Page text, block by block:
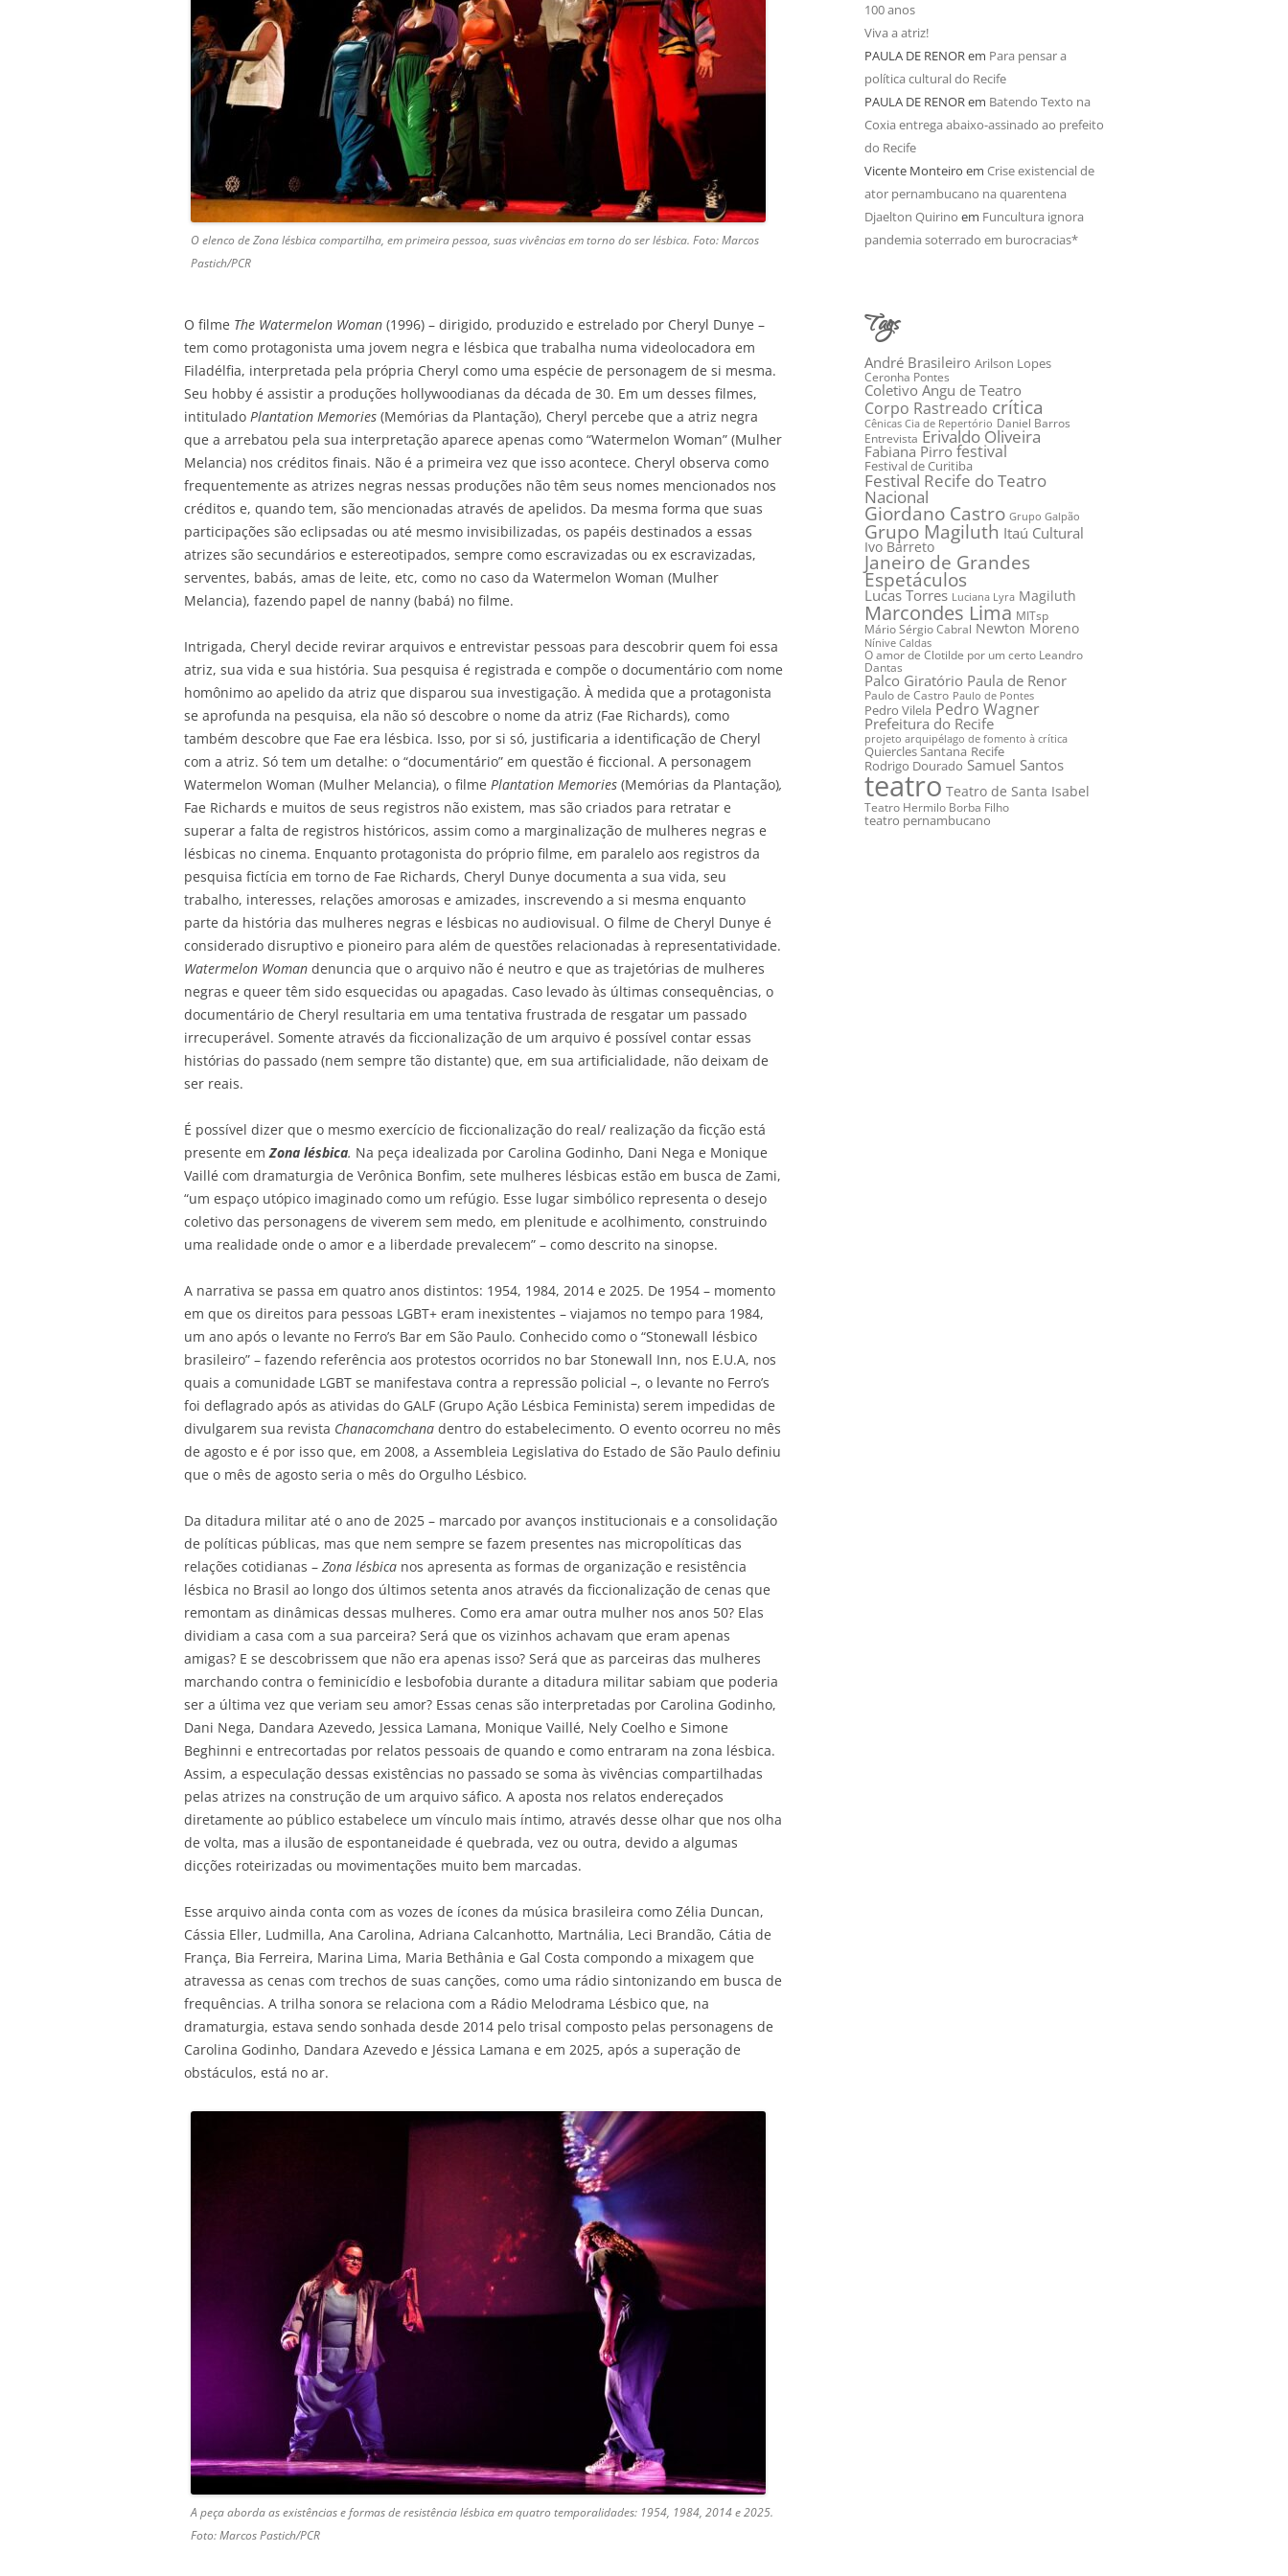
O elenco de Zona lésbica compartilha, em primeira pessoa, suas vivências em torno do ser lésbica. Foto: Marcos
Pastich/PCR
O filme The Watermelon Woman (1996) – dirigido, produzido e estrelado por Cheryl Dunye –
tem como protagonista uma jovem negra e lésbica que trabalha numa videolocadora em
Filadélfia, interpretada pela própria Cheryl como uma espécie de personagem de si mesma.
Seu hobby é assistir a produções hollywoodianas da década de 30. Em um desses filmes,
intitulado Plantation Memories (Memórias da Plantação), Cheryl percebe que a atriz negra
que a arrebatou pela sua interpretação aparece apenas como “Watermelon Woman” (Mulher
Melancia) nos créditos finais. Não é a primeira vez que isso acontece. Cheryl observa como
frequentemente as atrizes negras nessas produções não têm seus nomes mencionados nos
créditos e, quando tem, são mencionadas através de apelidos. Da mesma forma que suas
participações são eclipsadas ou até mesmo invisibilizadas, os papéis destinados a essas
atrizes são secundários e estereotipados, sempre como escravizadas ou ex escravizadas,
serventes, babás, amas de leite, etc, como no caso da Watermelon Woman (Mulher
Melancia), fazendo papel de nanny (babá) no filme.
Intrigada, Cheryl decide revirar arquivos e entrevistar pessoas para descobrir quem foi essa
atriz, sua vida e sua história. Sua pesquisa é registrada e compõe o documentário com nome
homônimo ao apelido da atriz que disparou sua investigação. À medida que a protagonista
se aprofunda na pesquisa, ela não só descobre o nome da atriz (Fae Richards), como
também descobre que Fae era lésbica. Isso, por si só, justificaria a identificação de Cheryl
com a atriz. Só tem um detalhe: o “documentário” em questão é ficcional. A personagem
Watermelon Woman (Mulher Melancia), o filme Plantation Memories (Memórias da Plantação),
Fae Richards e muitos de seus registros não existem, mas são criados para retratar e
superar a falta de registros históricos, assim como a marginalização de mulheres negras e
lésbicas no cinema. Enquanto protagonista do próprio filme, em paralelo aos registros da
pesquisa fictícia em torno de Fae Richards, Cheryl Dunye documenta a sua vida, seu
trabalho, interesses, relações amorosas e amizades, inscrevendo a si mesma enquanto
parte da história das mulheres negras e lésbicas no audiovisual. O filme de Cheryl Dunye é
considerado disruptivo e pioneiro para além de questões relacionadas à representatividade.
Watermelon Woman denuncia que o arquivo não é neutro e que as trajetórias de mulheres
negras e queer têm sido esquecidas ou apagadas. Caso levado às últimas consequências, o
documentário de Cheryl resultaria em uma tentativa frustrada de resgatar um passado
irrecuperável. Somente através da ficcionalização de um arquivo é possível contar essas
histórias do passado (nem sempre tão distante) que, em sua artificialidade, não deixam de
ser reais.
É possível dizer que o mesmo exercício de ficcionalização do real/ realização da ficção está
presente emZona lésbica. Na peça idealizada por Carolina Godinho, Dani Nega e Monique
Vaillé com dramaturgia de Verônica Bonfim, sete mulheres lésbicas estão em busca de Zami,
“um espaço utópico imaginado como um refúgio. Esse lugar simbólico representa o desejo
coletivo das personagens de viverem sem medo, em plenitude e acolhimento, construindo
uma realidade onde o amor e a liberdade prevalecem” – como descrito na sinopse.
A narrativa se passa em quatro anos distintos: 1954, 1984, 2014 e 2025. De 1954 – momento
em que os direitos para pessoas LGBT+ eram inexistentes – viajamos no tempo para 1984,
um ano após o levante no Ferro’s Bar em São Paulo. Conhecido como o “Stonewall lésbico
brasileiro” – fazendo referência aos protestos ocorridos no bar Stonewall Inn, nos E.U.A, nos
quais a comunidade LGBT se manifestava contra a repressão policial –, o levante no Ferro’s
foi deflagrado após as atividas do GALF (Grupo Ação Lésbica Feminista) serem impedidas de
divulgarem sua revista Chanacomchana dentro do estabelecimento. O evento ocorreu no mês
de agosto e é por isso que, em 2008, a Assembleia Legislativa do Estado de São Paulo definiu
que o mês de agosto seria o mês do Orgulho Lésbico.
Da ditadura militar até o ano de 2025 – marcado por avanços institucionais e a consolidação
de políticas públicas, mas que nem sempre se fazem presentes nas micropolíticas das
relações cotidianas – Zona lésbica nos apresenta as formas de organização e resistência
lésbica no Brasil ao longo dos últimos setenta anos através da ficcionalização de cenas que
remontam as dinâmicas dessas mulheres. Como era amar outra mulher nos anos 50? Elas
dividiam a casa com a sua parceira? Será que os vizinhos achavam que eram apenas
amigas? E se descobrissem que não era apenas isso? Será que as parceiras das mulheres
marchando contra o feminicídio e lesbofobia durante a ditadura militar sabiam que poderia
ser a última vez que veriam seu amor? Essas cenas são interpretadas por Carolina Godinho,
Dani Nega, Dandara Azevedo, Jessica Lamana, Monique Vaillé, Nely Coelho e Simone
Beghinni e entrecortadas por relatos pessoais de quando e como entraram na zona lésbica.
Assim, a especulação dessas existências no passado se soma às vivências compartilhadas
pelas atrizes na construção de um arquivo sáfico. A aposta nos relatos endereçados
diretamente ao público estabelece um vínculo mais íntimo, através desse olhar que nos olha
de volta, mas a ilusão de espontaneidade é quebrada, vez ou outra, devido a algumas
dicções roteirizadas ou movimentações muito bem marcadas.
Esse arquivo ainda conta com as vozes de ícones da música brasileira como Zélia Duncan,
Cássia Eller, Ludmilla, Ana Carolina, Adriana Calcanhotto, Martnália, Leci Brandão, Cátia de
França, Bia Ferreira, Marina Lima, Maria Bethânia e Gal Costa compondo a mixagem que
atravessa as cenas com trechos de suas canções, como uma rádio sintonizando em busca de
frequências. A trilha sonora se relaciona com a Rádio Melodrama Lésbico que, na
dramaturgia, estava sendo sonhada desde 2014 pelo trisal composto pelas personagens de
Carolina Godinho, Dandara Azevedo e Jéssica Lamana e em 2025, após a superação de
obstáculos, está no ar.
A peça aborda as existências e formas de resistência lésbica em quatro temporalidades: 1954, 1984, 2014 e 2025.
Foto: Marcos Pastich/PCR
100 anos
Viva a atriz!
PAULA DE RENORem Para pensar a
política cultural do Recife
PAULA DE RENORem Batendo Texto na
Coxia entrega abaixo-assinado ao prefeito
do Recife
Vicente Monteiro em Crise existencial de
ator pernambucano na quarentena
Djaelton Quirino em Funcultura ignora
pandemia soterrado em burocracias*
Tags
André Brasileiro Arilson Lopes
Ceronha Pontes
Coletivo Angu de Teatro
Corpo Rastreado crítica
Cênicas Cia de Repertório Daniel Barros
Entrevista Erivaldo Oliveira
Fabiana Pirro festival
Festival de Curitiba
Festival Recife do Teatro
Nacional
Giordano Castro Grupo Galpão
Grupo Magiluth Itaú Cultural
Ivo Barreto
Janeiro de Grandes
Espetáculos
Lucas Torres Luciana Lyra Magiluth
Marcondes Lima MITsp
Mário Sérgio Cabral Newton Moreno
Nínive Caldas
O amor de Clotilde por um certo Leandro
Dantas
Palco Giratório Paula de Renor
Paulo de Castro Paulo de Pontes
Pedro Vilela Pedro Wagner
Prefeitura do Recife
projeto arquipélago de fomento à crítica
Quiercles Santana Recife
Rodrigo Dourado Samuel Santos
teatro Teatro de Santa Isabel
Teatro Hermilo Borba Filho
teatro pernambucano